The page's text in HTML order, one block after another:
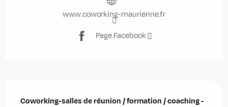
www.coworking-maurienne.fr
Page Facebook
Coworking-salles de réunion / formation / coaching -